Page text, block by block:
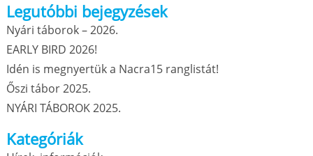
Legutóbbi bejegyzések
Nyári táborok – 2026.
EARLY BIRD 2026!
Idén is megnyertük a Nacra15 ranglistát!
Őszi tábor 2025.
NYÁRI TÁBOROK 2025.
Kategóriák